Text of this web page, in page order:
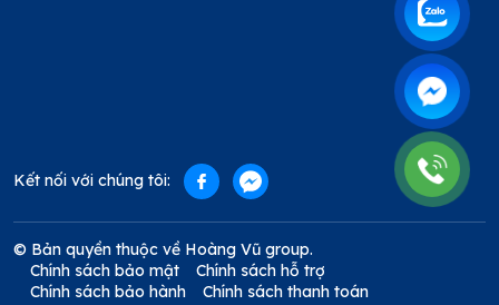
Kết nối với chúng tôi:
© Bản quyền thuộc về Hoàng Vũ group.
Chính sách bảo mật
Chính sách hỗ trợ
Chính sách bảo hành
Chính sách thanh toán